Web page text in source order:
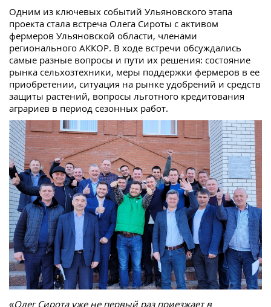
Одним из ключевых событий Ульяновского этапа
проекта стала встреча Олега Сироты с активом
фермеров Ульяновской области, членами
регионального АККОР. В ходе встречи обсуждались
самые разные вопросы и пути их решения: состояние
рынка сельхозтехники, меры поддержки фермеров в ее
приобретении, ситуация на рынке удобрений и средств
защиты растений, вопросы льготного кредитования
аграриев в период сезонных работ.
«Олег Сирота уже не первый раз приезжает в